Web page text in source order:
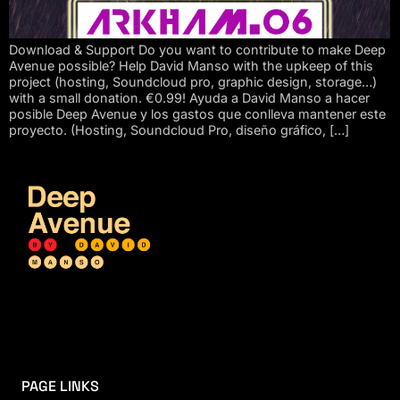
Download & Support Do you want to contribute to make Deep
Avenue possible? Help David Manso with the upkeep of this
project (hosting, Soundcloud pro, graphic design, storage…)
with a small donation. €0.99! Ayuda a David Manso a hacer
posible Deep Avenue y los gastos que conlleva mantener este
proyecto. (Hosting, Soundcloud Pro, diseño gráfico, […]
PAGE LINKS